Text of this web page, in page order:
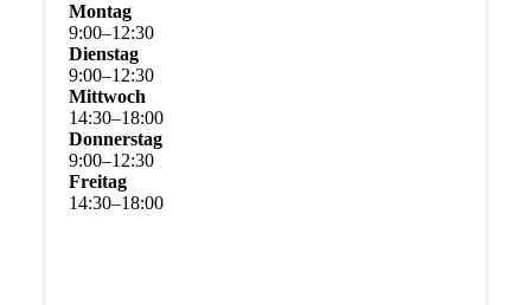
Montag
9:00–12:30
Dienstag
9:00–12:30
Mittwoch
14:30–18:00
Donnerstag
9:00–12:30
Freitag
14:30–18:00